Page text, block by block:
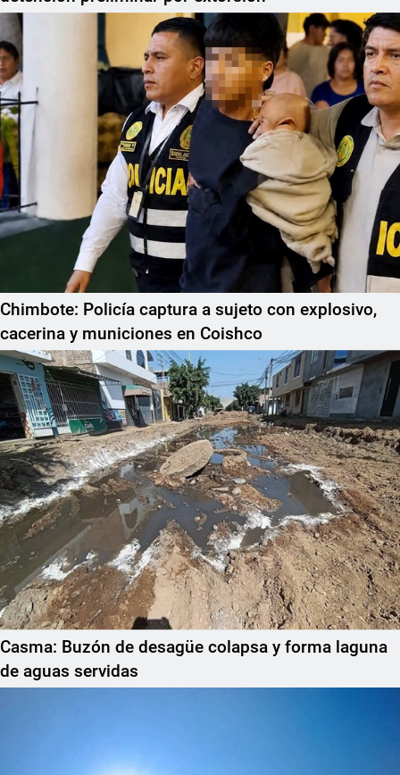
Chimbote: Policía captura a sujeto con explosivo,
cacerina y municiones en Coishco
Casma: Buzón de desagüe colapsa y forma laguna
de aguas servidas